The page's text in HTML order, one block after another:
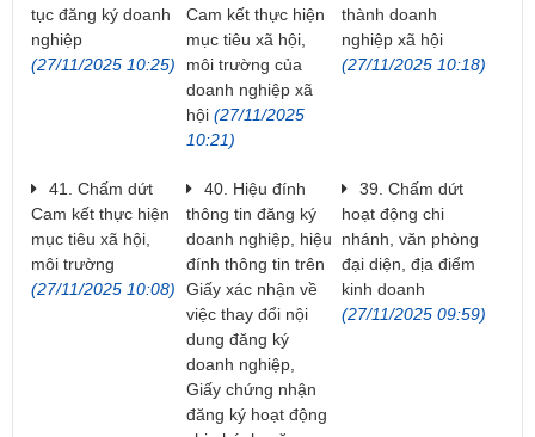
tục đăng ký doanh
nghiệp
(27/11/2025 10:25)
Cam kết thực hiện
mục tiêu xã hội,
môi trường của
doanh nghiệp xã
hội(27/11/2025
10:21)
thành doanh
nghiệp xã hội
(27/11/2025 10:18)
41. Chấm dứt
Cam kết thực hiện
mục tiêu xã hội,
môi trường
(27/11/2025 10:08)
40. Hiệu đính
thông tin đăng ký
doanh nghiệp, hiệu
đính thông tin trên
Giấy xác nhận về
việc thay đổi nội
dung đăng ký
doanh nghiệp,
Giấy chứng nhận
đăng ký hoạt động
39. Chấm dứt
hoạt động chi
nhánh, văn phòng
đại diện, địa điểm
kinh doanh
(27/11/2025 09:59)